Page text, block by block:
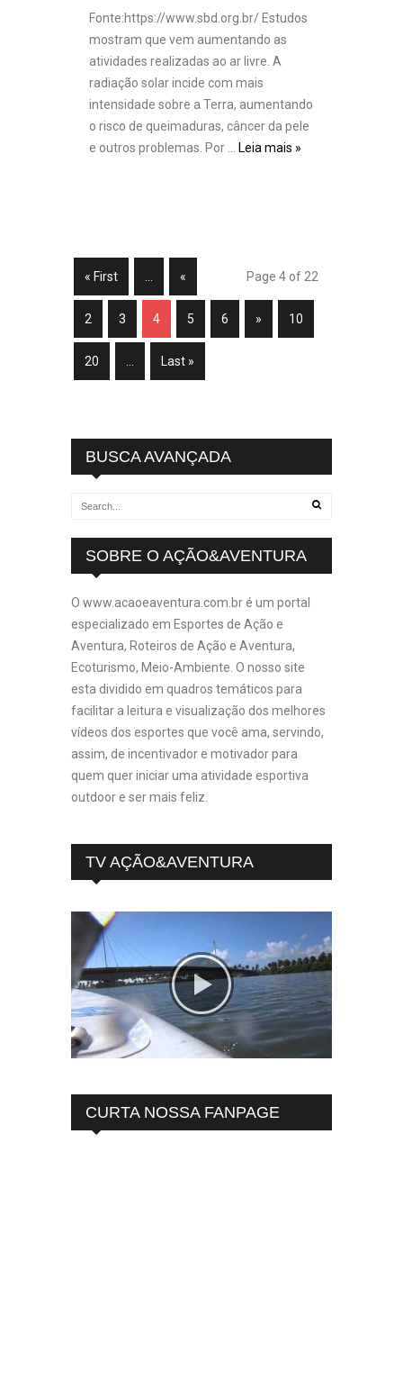
Fonte:https://www.sbd.org.br/ Estudos
mostram que vem aumentando as
atividades realizadas ao ar livre. A
radiação solar incide com mais
intensidade sobre a Terra, aumentando
o risco de queimaduras, câncer da pele
e outros problemas. Por …
Leia mais »
Page 4 of 22
« First «
2 3 4 5 6 » 10
20 Last »
BUSCA AVANÇADA
SOBRE O AÇÃO&AVENTURA
O www.acaoeaventura.com.br é um portal
especializado em Esportes de Ação e
Aventura, Roteiros de Ação e Aventura,
Ecoturismo, Meio-Ambiente. O nosso site
esta dividido em quadros temáticos para
facilitar a leitura e visualização dos melhores
vídeos dos esportes que você ama, servindo,
assim, de incentivador e motivador para
quem quer iniciar uma atividade esportiva
outdoor e ser mais feliz.
TV AÇÃO&AVENTURA
CURTA NOSSA FANPAGE